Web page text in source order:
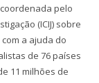
pelo
(ICIJ) sobre
a ajuda do
de 76 países
11 milhões de